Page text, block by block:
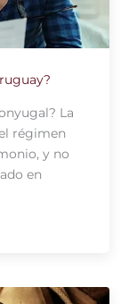
La
régimen
y no
en